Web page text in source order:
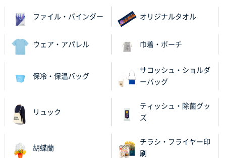
2025年11月28日 15:13
他部署のスタッフからの指示
A4箔押し名入れクリアファイル
2025年11月27日 10:45
ファイル・バインダー オリジナルタオル
ウェア・アパレル 巾着・ポーチ
保冷・保温バッグ
サコッシュ・ショルダ
ーバッグ
リュック
ティッシュ・除菌グッ
ズ
胡蝶蘭
チラシ・フライヤー印
刷